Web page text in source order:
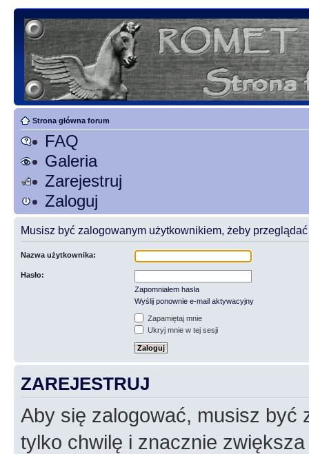
Strona główna forum
FAQ
Galeria
Zarejestruj
Zaloguj
Musisz być zalogowanym użytkownikiem, żeby przeglądać
Nazwa użytkownika:
Hasło:
Zapomniałem hasła
Wyślij ponownie e-mail aktywacyjny
Zapamiętaj mnie
Ukryj mnie w tej sesji
ZAREJESTRUJ
Aby się zalogować, musisz być
tylko chwilę i znacznie